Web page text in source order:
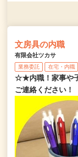
文房具の内職
有限会社ツカサ
業務委託 在宅・内職
☆★内職！家事や
ご連絡ください！